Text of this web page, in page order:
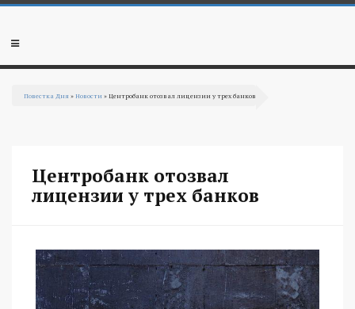
Перейти к основному содержанию
Мобильное
Повестка Дня »Новости » Центробанк отозвал лицензии у трех банков
Центробанк отозвал
лицензии у трех банков